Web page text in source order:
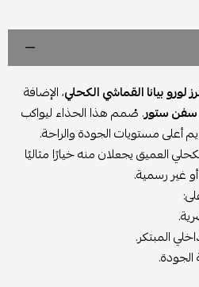
لورو بيانا القماشي الكحلي، الإضافة
ستور. صُمم هذا الحذاء ليواكب
أعلى مستويات الجودة والراحة.
العميق يجعلان منه خيارًا مثاليًا
غير رسمية.
المبتكر.